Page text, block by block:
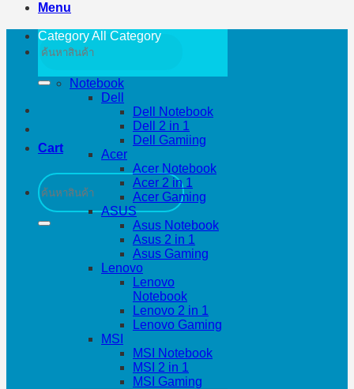
Menu
Search
for:
Cart
Search
for:
Category All Category
Notebook
Dell
Dell Notebook
Dell 2 in 1
Dell Gamiing
Acer
Acer Notebook
Acer 2 in 1
Acer Gaming
ASUS
Asus Notebook
Asus 2 in 1
Asus Gaming
Lenovo
Lenovo
Notebook
Lenovo 2 in 1
Lenovo Gaming
MSI
MSI Notebook
MSI 2 in 1
MSI Gaming